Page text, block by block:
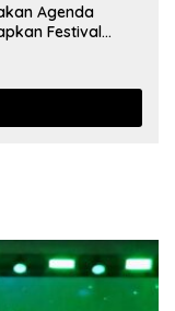
Agenda
Festival